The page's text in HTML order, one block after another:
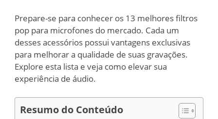
Prepare-se para conhecer os 13 melhores filtros
pop para microfones do mercado. Cada um
desses acessórios possui vantagens exclusivas
para melhorar a qualidade de suas gravações.
Explore esta lista e veja como elevar sua
experiência de áudio.
Resumo do Conteúdo